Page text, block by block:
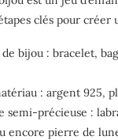
clés pour créer
bijou : bracelet,
: argent 925,
semi-précieuse :
encore pierre de